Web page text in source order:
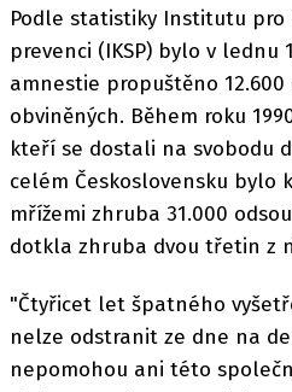
Podle statistiky Institutu
prevenci (IKSP) bylo v lednu
amnestie propuštěno 12.600
obviněných. Během roku
kteří se dostali na svobodu
celém Československu bylo
mřížemi zhruba 31.000
dotkla zhruba dvou třetin z
"Čtyřicet let špatného
nelze odstranit ze dne na
nepomohou ani této